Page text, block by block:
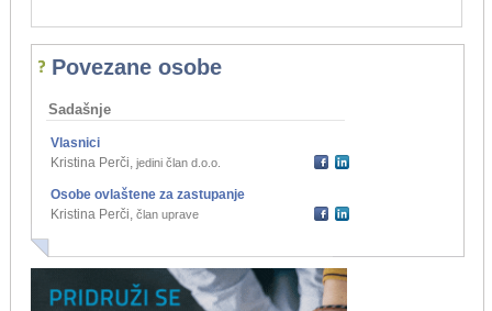
Povezane osobe
Sadašnje
Vlasnici
Kristina Perči, jedini član d.o.o.
Osobe ovlaštene za zastupanje
Kristina Perči, član uprave